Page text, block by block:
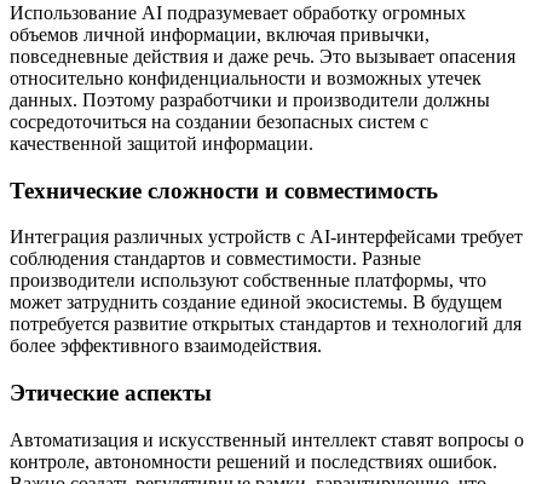
Использование AI подразумевает обработку огромных
объемов личной информации, включая привычки,
повседневные действия и даже речь. Это вызывает опасения
относительно конфиденциальности и возможных утечек
данных. Поэтому разработчики и производители должны
сосредоточиться на создании безопасных систем с
качественной защитой информации.
Технические сложности и совместимость
Интеграция различных устройств с AI-интерфейсами требует
соблюдения стандартов и совместимости. Разные
производители используют собственные платформы, что
может затруднить создание единой экосистемы. В будущем
потребуется развитие открытых стандартов и технологий для
более эффективного взаимодействия.
Этические аспекты
Автоматизация и искусственный интеллект ставят вопросы о
контроле, автономности решений и последствиях ошибок.